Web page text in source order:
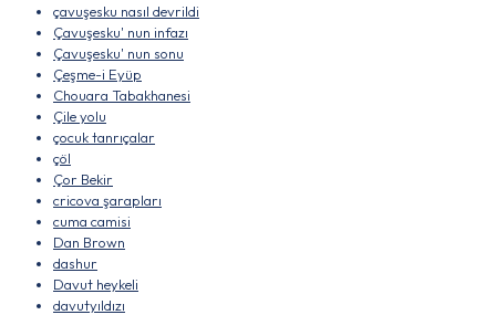
çavuşesku nasıl devrildi
Çavuşesku' nun infazı
Çavuşesku' nun sonu
Çeşme-i Eyüp
Chouara Tabakhanesi
Çile yolu
çocuk tanrıçalar
çöl
Çor Bekir
cricova şarapları
cuma camisi
Dan Brown
dashur
Davut heykeli
davutyıldızı